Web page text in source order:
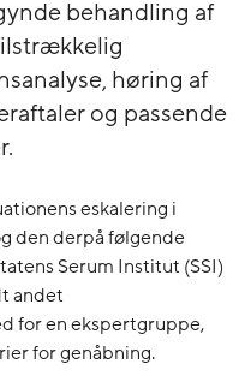
behandling af
høring af
og passende
eskalering i
den derpå følgende
Serum Institut (SSI)
andet
for en ekspertgruppe,
for genåbning.